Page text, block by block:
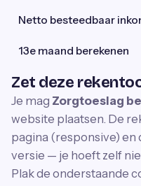
Netto besteedbaar
13e maand berekenen
Zet deze
Je mag Zorgtoeslag
website plaatsen. De
pagina (responsive) en
versie — je hoeft zelf
Plak de onderstaande